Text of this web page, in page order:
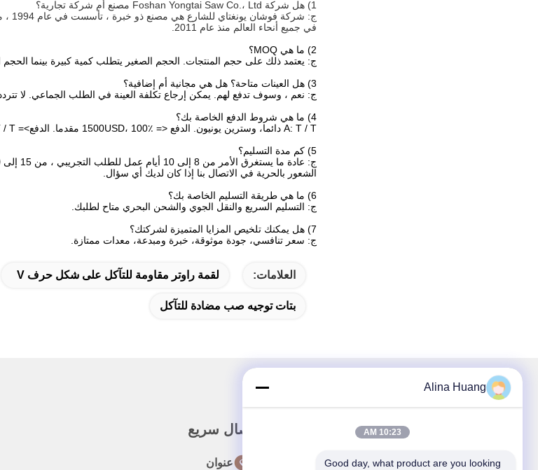
1) هل شركة Foshan Yongtai Saw Co.، Ltd مصنع أم شركة تجارية؟
في جميع أنحاء العالم منذ عام 2011.
2) ما هي MOQ؟
ج: يعتمد ذلك على حجم المنتجات. الحجم الصغير يتطلب كمية كبيرة بينما
3) هل العينات متاحة؟ هل هي مجانية أم إضافية؟
ج: نعم ، وسوف تدفع لهم. يمكن إرجاع تكلفة العينة في الطلب الجماعي. لا
4) ما هي شروط الدفع الخاصة بك؟
A: T / T دائما، وسترين يونيون. الدفع <= 1500USD، 100٪ مقدما. الدفع>= 1500USD، 30٪-50٪ T / T مقدما، الرصيد قبل الشحن.
5) كم مدة التسليم؟
الشعور بالحرية في الاتصال بنا إذا كان لديك أي سؤال.
6) ما هي طريقة التسليم الخاصة بك؟
ج: التسليم السريع والنقل الجوي والشحن البحري متاح لطلبك.
7) هل يمكنك تلخيص المزايا المتميزة لشركتك؟
ج: سعر تنافسي، جودة موثوقة، خبرة ومبدعة، معدات ممتازة.
العلامات: لقمة راوتر مقاومة للتآكل على شكل حرف V
بتات توجيه صب مضادة للتآكل
المنزل
اتصال سريع
عنوان
Alina Huang
10:23 AM
Good day, what product are you looking